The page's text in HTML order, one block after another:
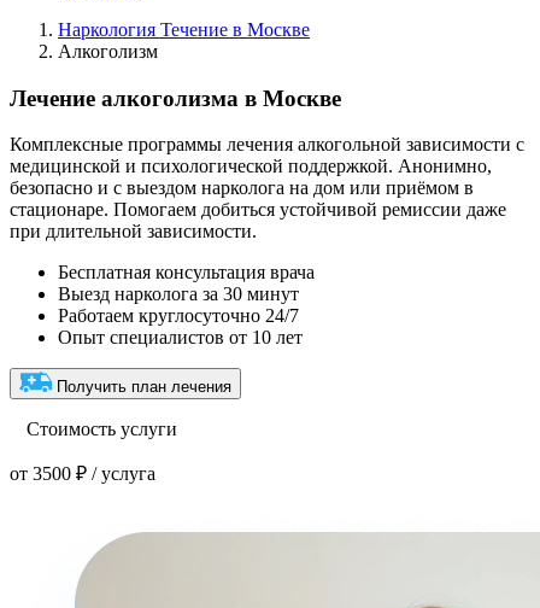
Наркология Течение в Москве
Алкоголизм
Лечение алкоголизма в Москве
Комплексные программы лечения алкогольной зависимости с
медицинской и психологической поддержкой. Анонимно,
безопасно и с выездом нарколога на дом или приёмом в
стационаре. Помогаем добиться устойчивой ремиссии даже
при длительной зависимости.
Бесплатная консультация врача
Выезд нарколога за 30 минут
Работаем круглосуточно 24/7
Опыт специалистов от 10 лет
Получить план лечения
Стоимость услуги
от 3500 ₽ / услуга